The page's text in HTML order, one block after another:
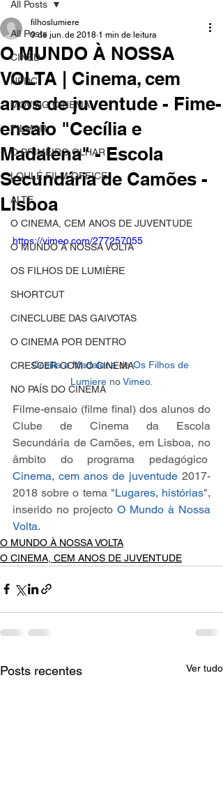
All Posts
CINED
NPDC
MOVING CINEMA
FILMAR
O PRIMEIRO OLHAR
LOULÉ FILM OFFICE
ALTE
O CINEMA, CEM ANOS DE JUVENTUDE
O MUNDO À NOSSA VOLTA
OS FILHOS DE LUMIÈRE
SHORTCUT
CINECLUBE DAS GAIVOTAS
O CINEMA POR DENTRO
CRESCER COM O CINEMA
NO PAÍS DO CINEMA
All Posts
O MUNDO À NOSSA
VOLTA | Cinema, cem
anos de juventude - Fime-
ensaio "Cecília e
Madalena" - Escola
Secundária de Camões -
Lisboa
filhoslumiere
9 de jun. de 2018 1 min de leitura
https://vimeo.com/277257055
Cecília e Madalena de Os Filhos de
Lumiere no Vimeo
Filme-ensaio (filme final) dos alunos do
Clube de Cinema da Escola
Secundária de Camões, em Lisboa, no
Cinema, cem anos de juventude 2017-
2018 sobre o tema "Lugares, histórias",
inserido no projecto O Mundo à Nossa
Volta.
O MUNDO À NOSSA VOLTA
O CINEMA, CEM ANOS DE JUVENTUDE
Posts recentes Ver tudo